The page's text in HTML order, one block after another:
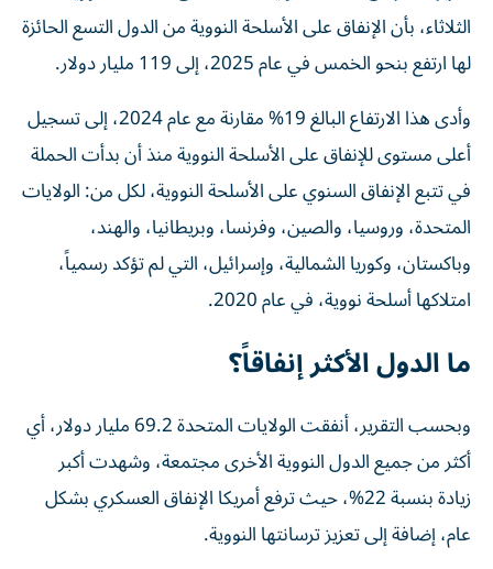
الثلاثاء، بأن ​الإنفاق على ⁠الأسلحة النووية من الدول التسع ‌الحائزة
لها ارتفع بنحو الخمس في عام 2025، إلى 119 مليار دولار.
وأدى هذا ‌الارتفاع البالغ 19% مقارنة مع عام 2024، إلى ⁠تسجيل
أعلى مستوى للإنفاق على الأسلحة النووية منذ أن بدأت الحملة
في تتبع الإنفاق السنوي على الأسلحة النووية، لكل من: الولايات
المتحدة، وروسيا، والصين، وفرنسا، وبريطانيا، والهند، ​
وباكستان، وكوريا الشمالية، وإسرائيل، التي لم تؤكد رسمياً،
امتلاكها أسلحة نووية، في عام 2020.
ما الدول الأكثر إنفاقاً؟
وبحسب التقرير، أنفقت ‌الولايات المتحدة 69.2 مليار دولار، أي
أكثر من جميع الدول النووية الأخرى مجتمعة، ⁠وشهدت أكبر
زيادة بنسبة 22%، حيث ترفع أمريكا الإنفاق ​العسكري ‌بشكل
عام، إضافة إلى تعزيز ترسانتها ‌النووية.